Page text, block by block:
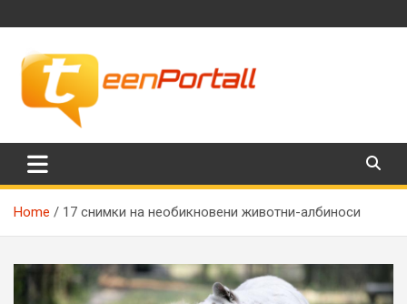
to
TeenPortall
Home 17 снимки на необикновени животни-албиноси